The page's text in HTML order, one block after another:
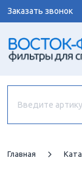
Заказать звонок
Главная